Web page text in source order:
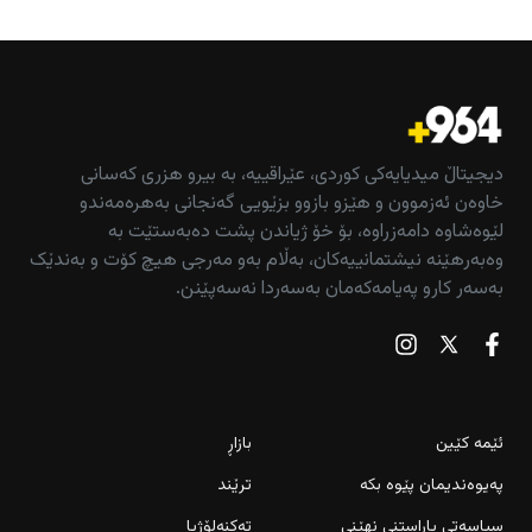
دیجیتاڵ میدیایەکی کوردی، عێراقییە، بە بیرو هزری کەسانی
خاوەن ئەزموون و هێزو بازوو بزێویی گەنجانی بەهرەمەندو
لێوەشاوە دامەزراوە، بۆ خۆ ژیاندن پشت دەبەستێت بە
وەبەرهێنە نیشتمانییەکان، بەڵام بەو مەرجی هیچ کۆت و بەندێک
بەسەر کارو پەیامەکەمان بەسەردا نەسەپێنن.
ئێمە کێین
پەیوەندیمان پێوە بکە
بازاڕ
ترێند